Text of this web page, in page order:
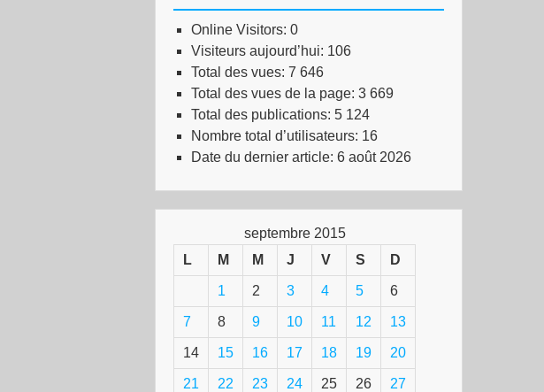
Online Visitors: 0
Visiteurs aujourd’hui: 106
Total des vues: 7 646
Total des vues de la page: 3 669
Total des publications: 5 124
Nombre total d’utilisateurs: 16
Date du dernier article: 6 août 2026
septembre 2015
L
M M J V S D
1 2 3 4 5 6
7 8 9 10 11 12 13
14 15 16 17 18 19 20
21 22 23 24 25 26 27